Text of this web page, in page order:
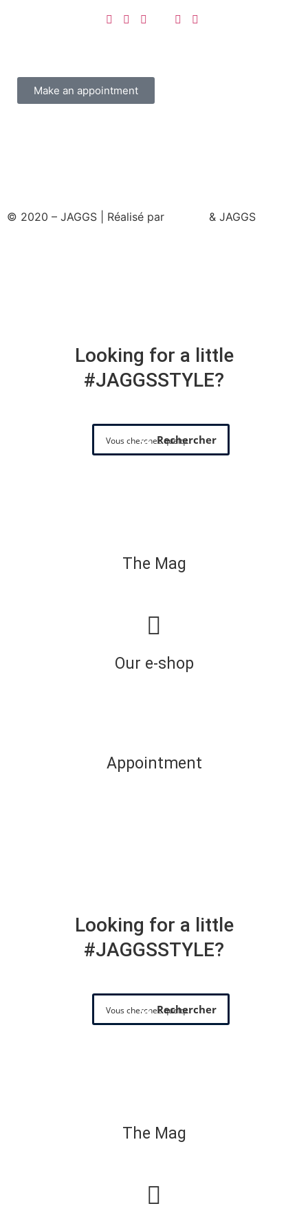
Make an appointment
© 2020 – JAGGS | Réalisé par & JAGGS
Looking for a little
#JAGGSSTYLE?
Rechercher
The Mag
Our e-shop
Appointment
Looking for a little
#JAGGSSTYLE?
Rechercher
The Mag